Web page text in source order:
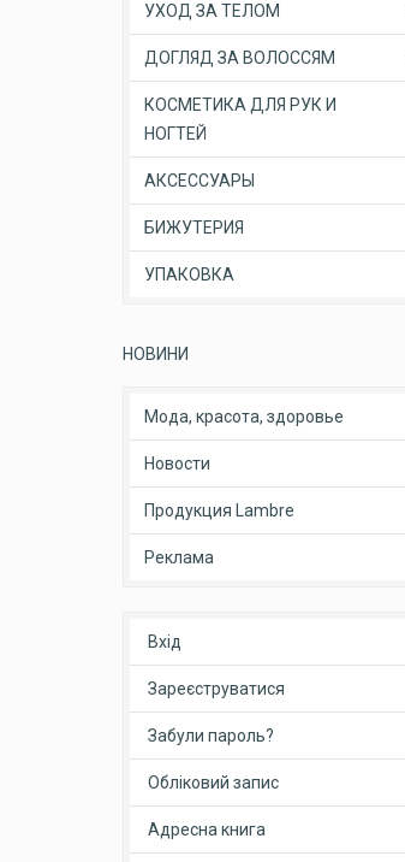
УХОД ЗА ТЕЛОМ
ДОГЛЯД ЗА ВОЛОССЯМ
КОСМЕТИКА ДЛЯ РУК И
НОГТЕЙ
АКСЕССУАРЫ
БИЖУТЕРИЯ
УПАКОВКА
НОВИНИ
Мода, красота, здоровье
Новости
Продукция Lambre
Реклама
Вхід
Зареєструватися
Забули пароль?
Обліковий запис
Адресна книга